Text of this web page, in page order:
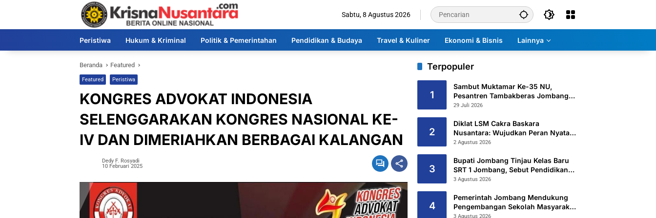
Sabtu, 8 Agustus 2026
Peristiwa Hukum & Kriminal Politik & Pemerintahan Pendidikan & Budaya Travel & Kuliner Ekonomi & Bisnis Lainnya
Beranda Featured
Featured Peristiwa
KONGRES ADVOKAT INDONESIA
SELENGGARAKAN KONGRES NASIONAL KE-
IV DAN DIMERIAHKAN BERBAGAI KALANGAN
Dedy F. Rosyadi
10 Februari 2025
Terpopuler
1
Sambut Muktamar Ke-35 NU,
Pesantren Tambakberas Jombang
Petakan 26 Titik Layanan Utama
29 Juli 2026
2
Diklat LSM Cakra Baskara
Nusantara: Wujudkan Peran Nyata
untuk Masyarakat
2 Agustus 2026
3
Bupati Jombang Tinjau Kelas Baru
SRT 1 Jombang, Sebut Pendidikan
Gratis Beri Harapan Baru
3 Agustus 2026
4
Pemerintah Jombang Mendukung
Pengembangan Sekolah Masyarakat
Yang Kurang Mampu Hingga
3 Agustus 2026